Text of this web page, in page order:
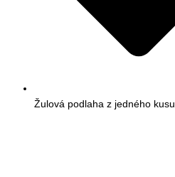
Žulová podlaha z jedného kusu